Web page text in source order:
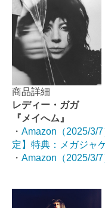
商品詳細
レディー・ガガ
『メイへム』
・ Amazon（2025/3/
定】特典：メガジャ
・ Amazon（2025/3/7